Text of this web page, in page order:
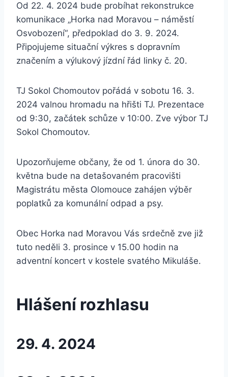
Od 22. 4. 2024 bude probíhat rekonstrukce
komunikace „Horka nad Moravou – náměstí
Osvobození“, předpoklad do 3. 9. 2024.
Připojujeme situační výkres s dopravním
značením a výlukový jízdní řád linky č. 20.
TJ Sokol Chomoutov pořádá v sobotu 16. 3.
2024 valnou hromadu na hřišti TJ. Prezentace
od 9:30, začátek schůze v 10:00. Zve výbor TJ
Sokol Chomoutov.
Upozorňujeme občany, že od 1. února do 30.
května bude na detašovaném pracovišti
Magistrátu města Olomouce zahájen výběr
poplatků za komunální odpad a psy.
Obec Horka nad Moravou Vás srdečně zve již
tuto neděli 3. prosince v 15.00 hodin na
adventní koncert v kostele svatého Mikuláše.
Hlášení rozhlasu
29. 4. 2024